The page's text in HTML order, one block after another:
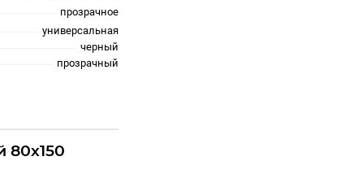
прозрачное
универсальная
черный
прозрачный
80х150